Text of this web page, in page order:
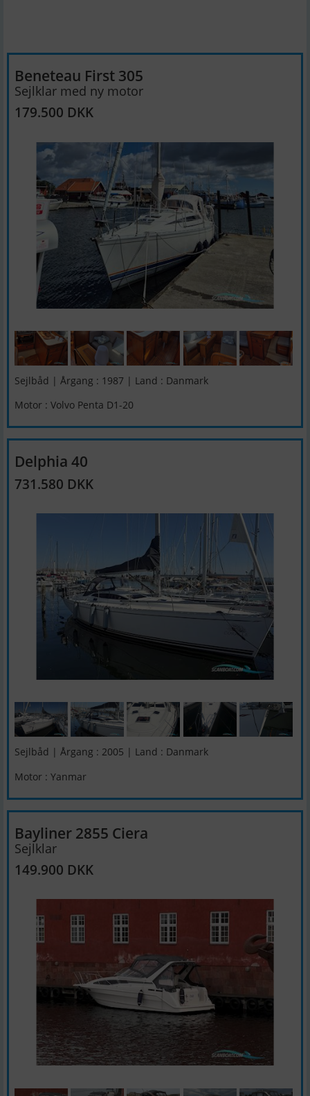
Beneteau First 305
Sejlklar med ny motor
179.500 DKK
Sejlbåd | Årgang : 1987 | Land : Danmark
Motor : Volvo Penta D1-20
Delphia 40
731.580 DKK
Sejlbåd | Årgang : 2005 | Land : Danmark
Motor : Yanmar
Bayliner 2855 Ciera
Sejlklar
149.900 DKK